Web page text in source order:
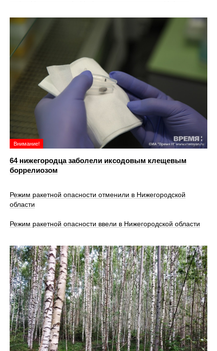
Внимание!
64 нижегородца заболели иксодовым клещевым
боррелиозом
Режим ракетной опасности отменили в Нижегородской
области
Режим ракетной опасности ввели в Нижегородской области